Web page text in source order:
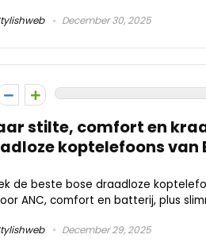
December 30, 2025
stilte, comfort en
koptelefoons van
de beste bose draadloze
ANC, comfort en batterij, plus
December 29, 2025